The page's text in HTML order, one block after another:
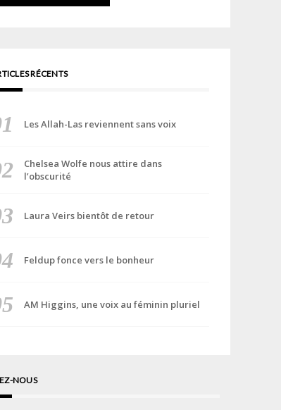
RÉCENTS
Les Allah-Las reviennent sans voix
Chelsea Wolfe nous attire dans
l’obscurité
Laura Veirs bientôt de retour
Feldup fonce vers le bonheur
AM Higgins, une voix au féminin pluriel
NOUS